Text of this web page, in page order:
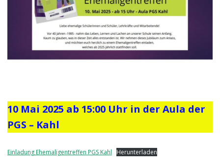
10 Mai 2025 ab 15:00 Uhr in der Aula der
PGS – Kahl
Einladung Ehemaligentreffen PGS Kahl Herunterladen